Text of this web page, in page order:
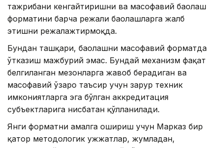
тажрибани кенгайтиришни ва масофавий баҳолаш
форматини барча режали баҳолашларга жалб
этишни режалажтирмоқда.
Бундан ташқари, баҳолашни масофавий форматда
ўтказиш мажбурий эмас. Бундай механизм фақат
белгиланган мезонларга жавоб берадиган ва
масофавий ўзаро таъсир учун зарур техник
имкониятларга эга бўлган аккредитация
субъектларига нисбатан қўлланилади.
Янги форматни амалга ошириш учун Марказ бир
қатор методологик ҳужжатлар, жумладан,